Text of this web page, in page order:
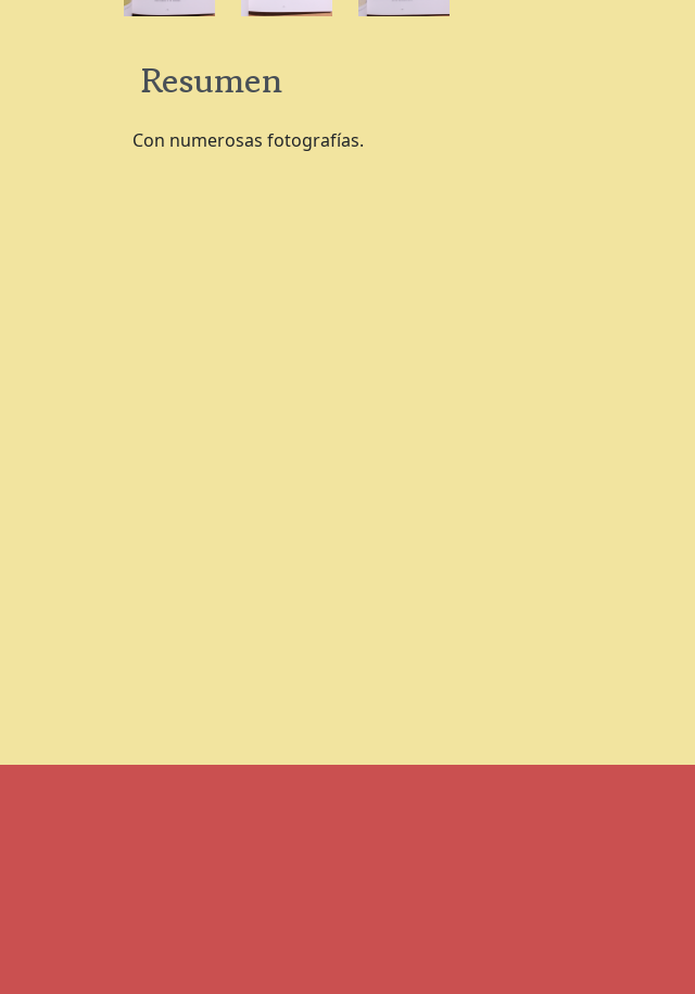
Resumen
Con numerosas fotografías.